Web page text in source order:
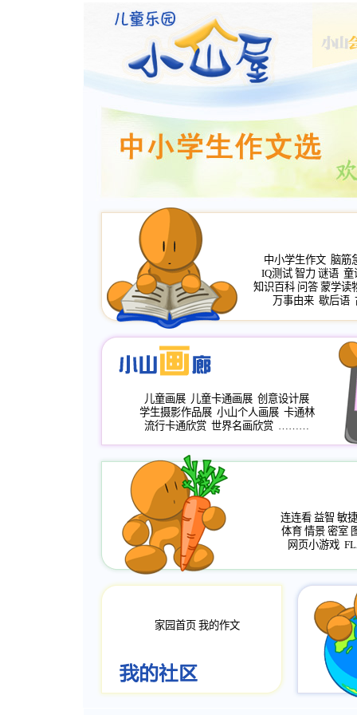
中小学生作文 脑筋
IQ测试 智力 谜语 童
知识百科 问答 蒙学读
万事由来 歇后语
儿童画展 儿童卡通画展 创意设计展
学生摄影作品展 小山个人画展 卡通林
流行卡通欣赏 世界名画欣赏 ………
连连看 益智 敏捷
体育 情景 密室
网页小游戏
家园首页 我的作文